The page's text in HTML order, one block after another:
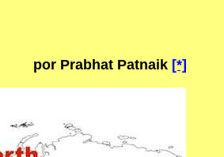
por Prabhat Patnaik [*]